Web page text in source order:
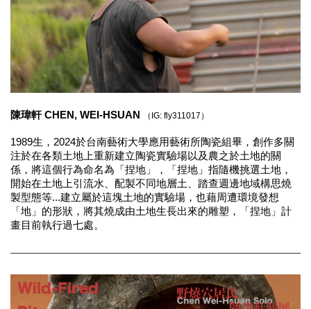
陳瑋軒 CHEN, WEI-HSUAN （ IG: fly311017 ）
1989生，2024於台南藝術大學應用藝術所陶瓷組畢，創作多關
注於在各類土地上重新建立陶瓷實驗場以及農之於土地的關
係，將這個行為命名為「捏地」，「捏地」指隨機挑選土地，
開始在土地上引流水、配製不同地層土、踏查週邊地域構思燒
製型態等...建立屬於這塊土地的實驗場，也藉周遭環境發想
「地」的形狀，將其燒成由土地生長出來的雕塑，「捏地」計
畫目前執行過七處。